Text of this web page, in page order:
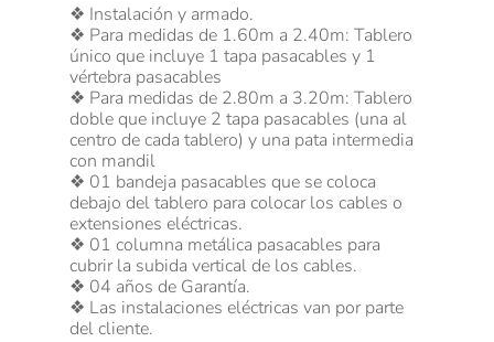
❖ Instalación y armado.
❖ Para medidas de 1.60m a 2.40m: Tablero
único que incluye 1 tapa pasacables y 1
vértebra pasacables
❖ Para medidas de 2.80m a 3.20m: Tablero
doble que incluye 2 tapa pasacables (una al
centro de cada tablero) y una pata intermedia
con mandil
❖ 01 bandeja pasacables que se coloca
debajo del tablero para colocar los cables o
extensiones eléctricas.
❖ 01 columna metálica pasacables para
cubrir la subida vertical de los cables.
❖ 04 años de Garantía.
❖ Las instalaciones eléctricas van por parte
del cliente.